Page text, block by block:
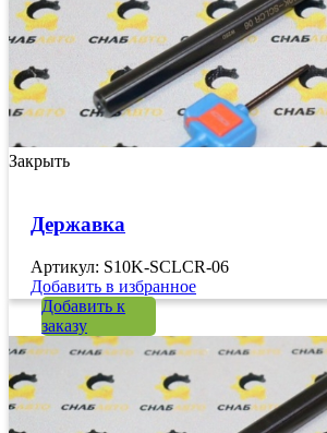
Закрыть
Державка
Артикул: S10K-SCLCR-06
Добавить в избранное
Добавить к
заказу